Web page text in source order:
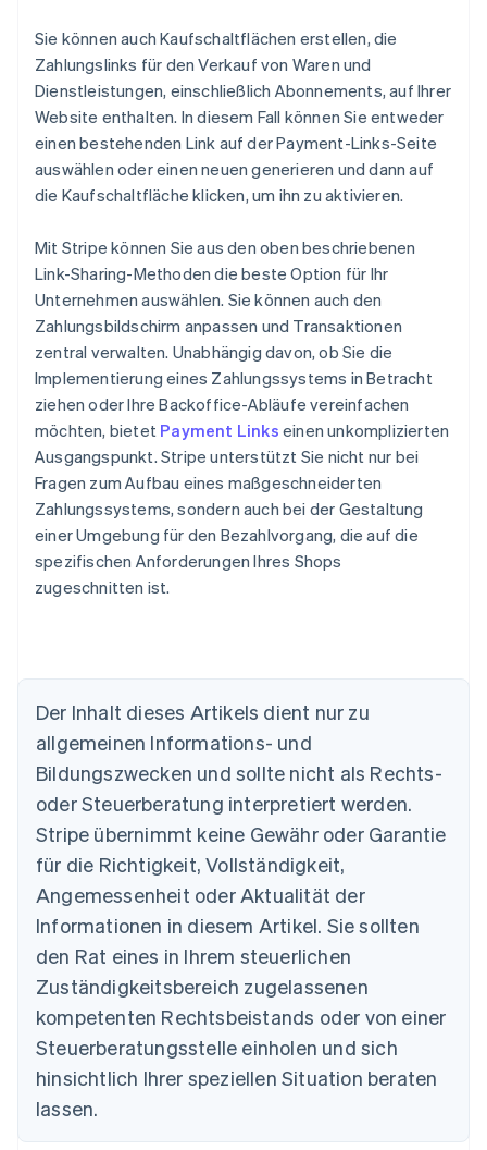
Sie können auch Kaufschaltflächen erstellen, die
Zahlungslinks für den Verkauf von Waren und
Dienstleistungen, einschließlich Abonnements, auf Ihrer
Website enthalten. In diesem Fall können Sie entweder
einen bestehenden Link auf der Payment-Links-Seite
auswählen oder einen neuen generieren und dann auf
die Kaufschaltfläche klicken, um ihn zu aktivieren.
Mit Stripe können Sie aus den oben beschriebenen
Link-Sharing-Methoden die beste Option für Ihr
Unternehmen auswählen. Sie können auch den
Zahlungsbildschirm anpassen und Transaktionen
zentral verwalten. Unabhängig davon, ob Sie die
Implementierung eines Zahlungssystems in Betracht
ziehen oder Ihre Backoffice-Abläufe vereinfachen
möchten, bietet Payment Links einen unkomplizierten
Ausgangspunkt. Stripe unterstützt Sie nicht nur bei
Fragen zum Aufbau eines maßgeschneiderten
Zahlungssystems, sondern auch bei der Gestaltung
einer Umgebung für den Bezahlvorgang, die auf die
spezifischen Anforderungen Ihres Shops
zugeschnitten ist.
Der Inhalt dieses Artikels dient nur zu
allgemeinen Informations- und
Bildungszwecken und sollte nicht als Rechts-
oder Steuerberatung interpretiert werden.
Stripe übernimmt keine Gewähr oder Garantie
für die Richtigkeit, Vollständigkeit,
Angemessenheit oder Aktualität der
Informationen in diesem Artikel. Sie sollten
den Rat eines in Ihrem steuerlichen
Zuständigkeitsbereich zugelassenen
kompetenten Rechtsbeistands oder von einer
Steuerberatungsstelle einholen und sich
hinsichtlich Ihrer speziellen Situation beraten
lassen.
Australien
English
Belgien
Nederlands Français DeutschEnglish
Brasilien
PortuguêsEnglish
English
Dänemark
English
Deutschland
Deutsch English
Estland
Festlandchina
简体中文English
Finnland
English
Frankreich